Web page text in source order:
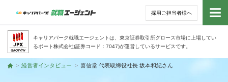
採用ご担当者様へ
キャリアパーク就職エージェントは、東京証券取引所グロース市場に上場してい
るポート株式会社(証券コード：7047)が運営しているサービスです。
トッ
トップ
経営者インタビュー 喜信堂 代表取締役社長 坂本和紀さん